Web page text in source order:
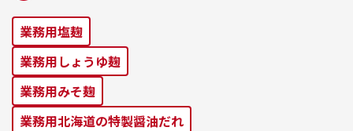
業務⽤塩麹
業務⽤しょうゆ麹
業務⽤みそ麹
業務⽤北海道の特製醤油だれ